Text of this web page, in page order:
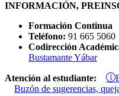
INFORMACIÓN,
Formación Continua
Teléfono: 91 665 5060
Codirección
Bustamante Yábar
Atención al estudiante:
Buzón de sugerencias,